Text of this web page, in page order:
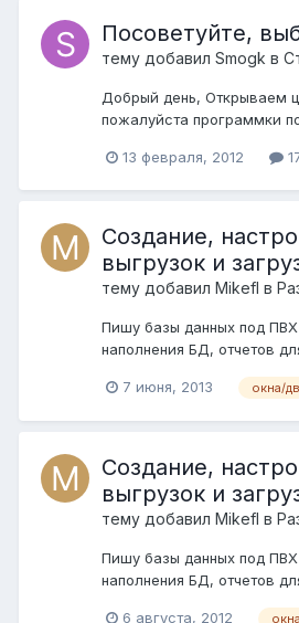
Посоветуйте,
тему добавил Smogk в
Добрый день, Открываем
пожалуйста программки
13 февраля, 2012
Создание,
выгрузок и
тему добавил Mikefl в
Пишу базы данных под
наполнения БД, отчетов
7 июня, 2013 окна/
Создание,
выгрузок и
тему добавил Mikefl в
Пишу базы данных под
наполнения БД, отчетов
6 августа, 2012